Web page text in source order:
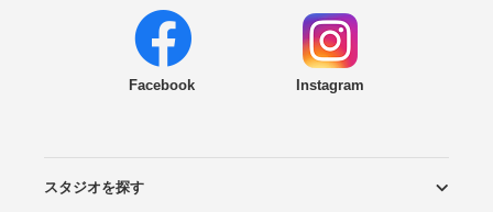
Facebook Instagram
スタジオを探す